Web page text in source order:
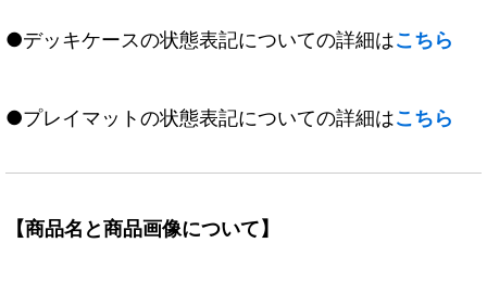
●デッキケースの状態表記についての詳細はこちら
●プレイマットの状態表記についての詳細はこちら
【商品名と商品画像について】